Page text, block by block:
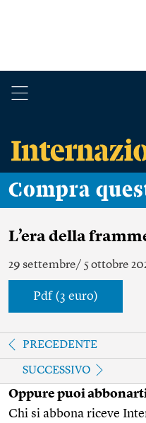
Compra
L’era della
29 settembre/ 5 ottobre
Pdf (3 euro)
PRECEDENTE
SUCCESSIVO
Oppure puoi
Chi si abbona riceve